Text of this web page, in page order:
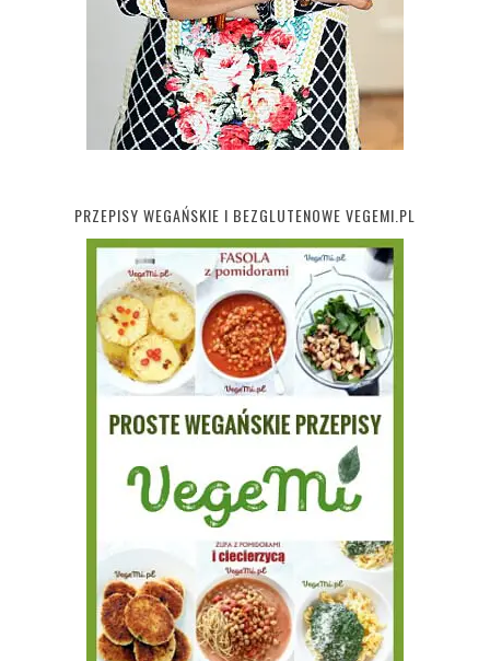
PRZEPISY WEGAŃSKIE I BEZGLUTENOWE VEGEMI.PL